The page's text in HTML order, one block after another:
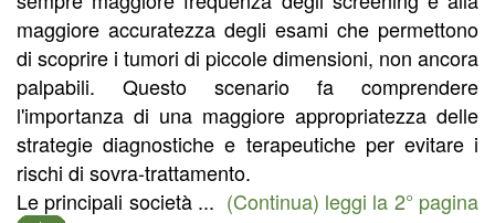
maggiore accuratezza degli esami che permettono
di scoprire i tumori di piccole dimensioni, non ancora
palpabili. Questo scenario fa comprendere
l'importanza di una maggiore appropriatezza delle
strategie diagnostiche e terapeutiche per evitare i
rischi di sovra-trattamento.
Le principali società ... (Continua) leggi la 2° pagina